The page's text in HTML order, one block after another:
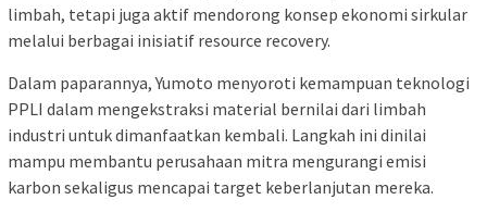
limbah, tetapi juga aktif mendorong konsep ekonomi sirkular
melalui berbagai inisiatif resource recovery.
Dalam paparannya, Yumoto menyoroti kemampuan teknologi
PPLI dalam mengekstraksi material bernilai dari limbah
industri untuk dimanfaatkan kembali. Langkah ini dinilai
mampu membantu perusahaan mitra mengurangi emisi
karbon sekaligus mencapai target keberlanjutan mereka.